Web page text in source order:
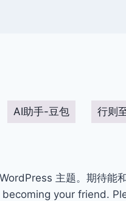
AI助手-豆包 行则
主题。期待能
your friend.